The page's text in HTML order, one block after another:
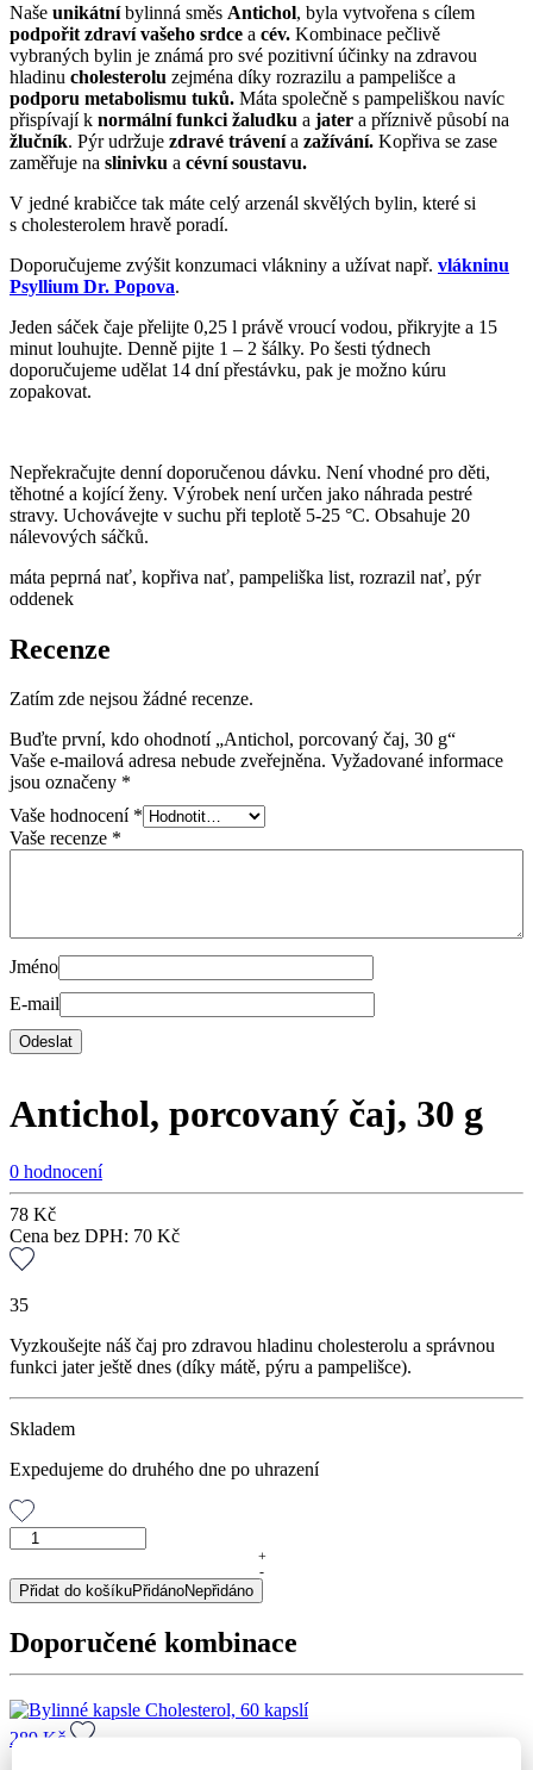
Naše unikátníbylinná směs Antichol, byla vytvořena s cílem
podpořit zdraví vašeho srdce a cév. Kombinace pečlivě
vybraných bylin je známá pro své pozitivní účinky na zdravou
hladinu cholesterolu zejména díky rozrazilu a pampelišce a
podporu metabolismu tuků. Máta společně s pampeliškou navíc
přispívají k normální funkci žaludku a jater a příznivě působí na
žlučník. Pýr udržuje zdravé trávenía zažívání. Kopřiva se zase
zaměřuje na slinivku a cévní soustavu.
V jedné krabičce tak máte celý arzenál skvělých bylin, které si
s cholesterolem hravě poradí.
Doporučujeme zvýšit konzumaci vlákniny a užívat např. vlákninu
Psyllium Dr. Popova.
Jeden sáček čaje přelijte 0,25 l právě vroucí vodou, přikryjte a 15
minut louhujte. Denně pijte 1 – 2 šálky. Po šesti týdnech
doporučujeme udělat 14 dní přestávku, pak je možno kúru
zopakovat.
Nepřekračujte denní doporučenou dávku. Není vhodné pro děti,
těhotné a kojící ženy. Výrobek není určen jako náhrada pestré
stravy. Uchovávejte v suchu při teplotě 5-25 °C. Obsahuje 20
nálevových sáčků.
máta peprná nať, kopřiva nať, pampeliška list, rozrazil nať, pýr
oddenek
Recenze
Zatím zde nejsou žádné recenze.
Buďte první, kdo ohodnotí „Antichol, porcovaný čaj, 30 g“
Vaše e-mailová adresa nebude zveřejněna. Vyžadované informace
jsou označeny *
Vaše hodnocení *
Vaše recenze *
Jméno
E-mail
Antichol, porcovaný čaj, 30 g
0 hodnocení
78 Kč
Cena bez DPH: 70 Kč
35
Vyzkoušejte náš čaj pro zdravou hladinu cholesterolu a správnou
funkci jater ještě dnes (díky mátě, pýru a pampelišce).
Skladem
Expedujeme do druhého dne po uhrazení
Antichol,
čaj,
30
množství
+
-
Přidat do košíkuPřidánoNepřidáno
Doporučené kombinace
289 Kč